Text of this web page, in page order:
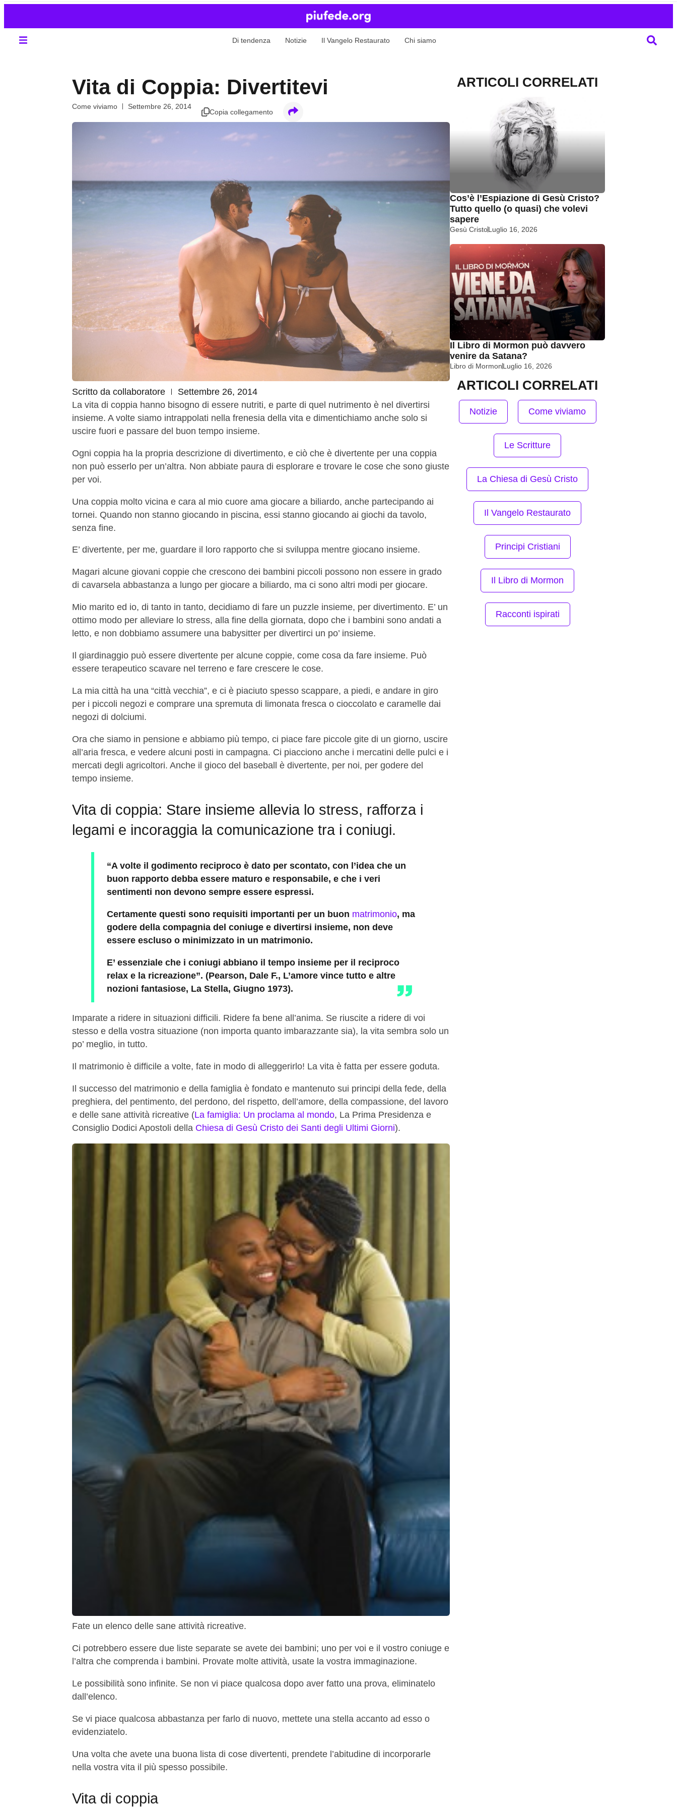
Di tendenza Notizie Il Vangelo Restaurato Chi siamo
Vita di Coppia: Divertitevi
Come viviamo Settembre 26, 2014
Copia collegamento
Scritto dacollaboratore
Settembre 26, 2014
La vita di coppia hanno bisogno di essere nutriti, e parte di quel nutrimento è nel divertirsi
insieme. A volte siamo intrappolati nella frenesia della vita e dimentichiamo anche solo si
uscire fuori e passare del buon tempo insieme.
Ogni coppia ha la propria descrizione di divertimento, e ciò che è divertente per una coppia
non può esserlo per un’altra. Non abbiate paura di esplorare e trovare le cose che sono giuste
per voi.
Una coppia molto vicina e cara al mio cuore ama giocare a biliardo, anche partecipando ai
tornei. Quando non stanno giocando in piscina, essi stanno giocando ai giochi da tavolo,
senza fine.
E’ divertente, per me, guardare il loro rapporto che si sviluppa mentre giocano insieme.
Magari alcune giovani coppie che crescono dei bambini piccoli possono non essere in grado
di cavarsela abbastanza a lungo per giocare a biliardo, ma ci sono altri modi per giocare.
Mio marito ed io, di tanto in tanto, decidiamo di fare un puzzle insieme, per divertimento. E’ un
ottimo modo per alleviare lo stress, alla fine della giornata, dopo che i bambini sono andati a
letto, e non dobbiamo assumere una babysitter per divertirci un po’ insieme.
Il giardinaggio può essere divertente per alcune coppie, come cosa da fare insieme. Può
essere terapeutico scavare nel terreno e fare crescere le cose.
La mia città ha una “città vecchia”, e ci è piaciuto spesso scappare, a piedi, e andare in giro
per i piccoli negozi e comprare una spremuta di limonata fresca o cioccolato e caramelle dai
negozi di dolciumi.
Ora che siamo in pensione e abbiamo più tempo, ci piace fare piccole gite di un giorno, uscire
all’aria fresca, e vedere alcuni posti in campagna. Ci piacciono anche i mercatini delle pulci e i
mercati degli agricoltori. Anche il gioco del baseball è divertente, per noi, per godere del
tempo insieme.
Vita di coppia: Stare insieme allevia lo stress, rafforza i
legami e incoraggia la comunicazione tra i coniugi.
“A volte il godimento reciproco è dato per scontato, con l’idea che un
buon rapporto debba essere maturo e responsabile, e che i veri
sentimenti non devono sempre essere espressi.
Certamente questi sono requisiti importanti per un buon matrimonio, ma
godere della compagnia del coniuge e divertirsi insieme, non deve
essere escluso o minimizzato in un matrimonio.
E’ essenziale che i coniugi abbiano il tempo insieme per il reciproco
relax e la ricreazione”. (Pearson, Dale F., L’amore vince tutto e altre
nozioni fantasiose, La Stella, Giugno 1973).
Imparate a ridere in situazioni difficili. Ridere fa bene all’anima. Se riuscite a ridere di voi
stesso e della vostra situazione (non importa quanto imbarazzante sia), la vita sembra solo un
po’ meglio, in tutto.
Il matrimonio è difficile a volte, fate in modo di alleggerirlo! La vita è fatta per essere goduta.
Il successo del matrimonio e della famiglia è fondato e mantenuto sui principi della fede, della
preghiera, del pentimento, del perdono, del rispetto, dell’amore, della compassione, del lavoro
e delle sane attività ricreative (La famiglia: Un proclama al mondo, La Prima Presidenza e
Consiglio Dodici Apostoli della Chiesa di Gesù Cristo dei Santi degli Ultimi Giorni).
Fate un elenco delle sane attività ricreative.
Ci potrebbero essere due liste separate se avete dei bambini; uno per voi e il vostro coniuge e
l’altra che comprenda i bambini. Provate molte attività, usate la vostra immaginazione.
Le possibilità sono infinite. Se non vi piace qualcosa dopo aver fatto una prova, eliminatelo
dall’elenco.
Se vi piace qualcosa abbastanza per farlo di nuovo, mettete una stella accanto ad esso o
evidenziatelo.
Una volta che avete una buona lista di cose divertenti, prendete l’abitudine di incorporarle
nella vostra vita il più spesso possibile.
Vita di coppia
ARTICOLI CORRELATI
Cos’è l’Espiazione di Gesù Cristo?
Tutto quello (o quasi) che volevi
sapere
Gesù CristoLuglio 16, 2026
Il Libro di Mormon può davvero
venire da Satana?
Libro di MormonLuglio 16, 2026
ARTICOLI CORRELATI
Notizie Come viviamo
Le Scritture
La Chiesa di Gesù Cristo
Il Vangelo Restaurato
Principi Cristiani
Il Libro di Mormon
Racconti ispirati